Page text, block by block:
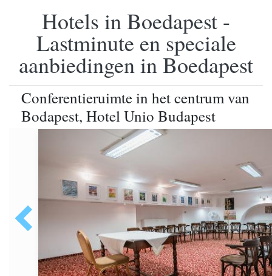
Hotels in Boedapest -
Lastminute en speciale
aanbiedingen in Boedapest
Conferentieruimte in het centrum van
Bodapest, Hotel Unio Budapest